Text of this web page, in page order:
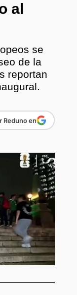
al
se
de la
reportan
Reduno en